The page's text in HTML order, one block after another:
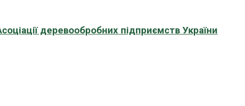
деревообробних підприємств України